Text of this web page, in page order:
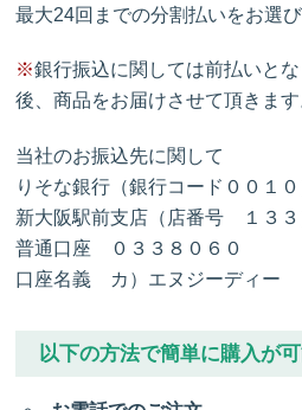
最大24回までの分割払いをお選び
※銀行振込に関しては前払いと
後、商品をお届けさせて頂きます
当社のお振込先に関して
りそな銀行（銀行コード００１０
新大阪駅前支店（店番号 １３３
普通口座 ０３３８０６０
口座名義 カ）エヌジーディー
以下の方法で簡単に購入が